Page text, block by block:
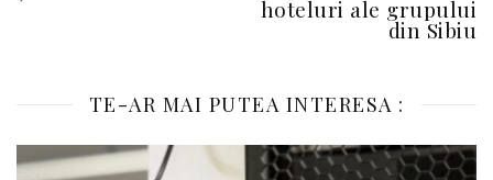
hoteluri ale grupului
din Sibiu
TE-AR MAI PUTEA INTERESA :